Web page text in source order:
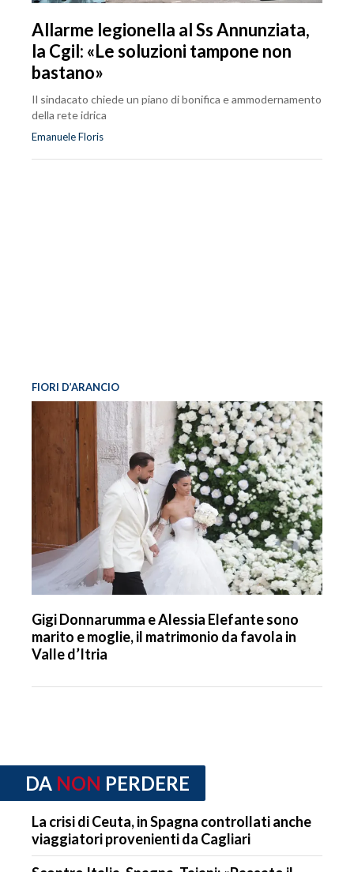
Allarme legionella al Ss Annunziata,
la Cgil: «Le soluzioni tampone non
bastano»
Il sindacato chiede un piano di bonifica e ammodernamento
della rete idrica
Emanuele Floris
FIORI D’ARANCIO
Gigi Donnarumma e Alessia Elefante sono
marito e moglie, il matrimonio da favola in
Valle d’Itria
DA NON PERDERE
La crisi di Ceuta, in Spagna controllati anche
viaggiatori provenienti da Cagliari